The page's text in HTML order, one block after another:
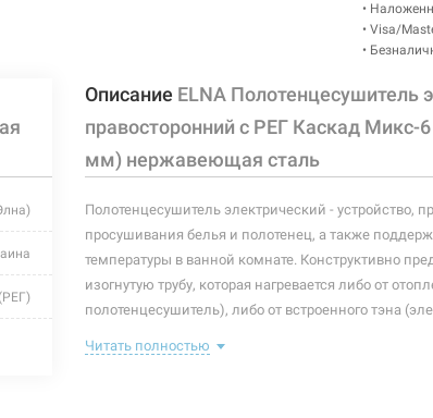
•
• Visa/
•
Описание ELNA Полотенцесушитель
правосторонний с РЕГ Каскад Микс-
мм) нержавеющая сталь
Полотенцесушитель электрический - устройство,
просушивания белья и полотенец, а также
температуры в ванной комнате. Конструктивно
изогнутую трубу, которая нагревается либо от
полотенцесушитель), либо от встроенного тэна
полотенцесушитель станет незаменимым
Читать полностью